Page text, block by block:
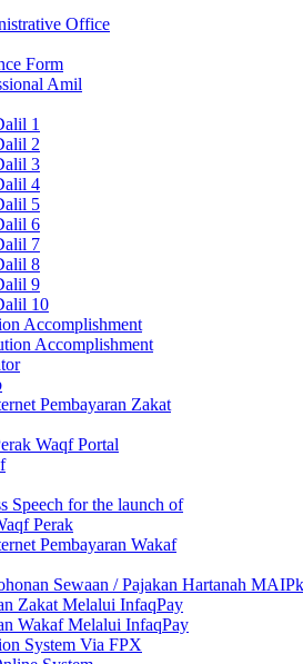
Office
Form
Amil
1
2
3
4
5
6
7
8
9
10
Accomplishment
Accomplishment
Pembayaran Zakat
Waqf Portal
Speech for the launch of
Perak
Pembayaran Wakaf
Sewaan / Pajakan Hartanah MAIPk
Zakat Melalui InfaqPay
Wakaf Melalui InfaqPay
System Via FPX